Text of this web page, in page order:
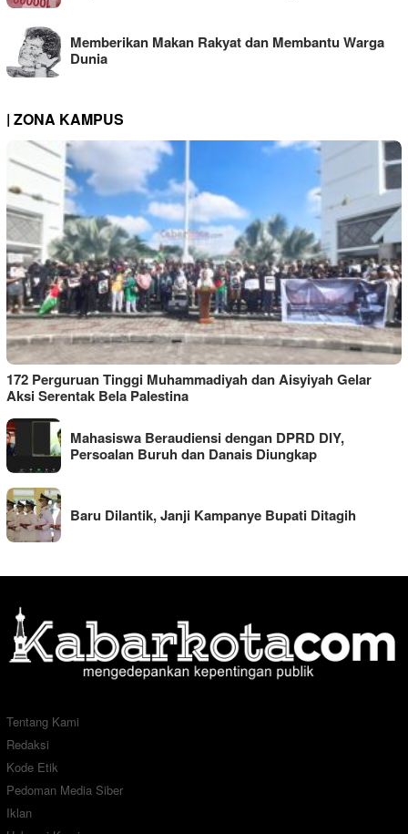
Memberikan Makan Rakyat dan Membantu Warga
Dunia
| ZONA KAMPUS
172 Perguruan Tinggi Muhammadiyah dan Aisyiyah Gelar
Aksi Serentak Bela Palestina
Mahasiswa Beraudiensi dengan DPRD DIY,
Persoalan Buruh dan Danais Diungkap
Baru Dilantik, Janji Kampanye Bupati Ditagih
Tentang Kami
Redaksi
Kode Etik
Pedoman Media Siber
Iklan